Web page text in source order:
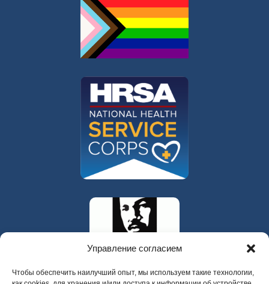
Управление согласием
Чтобы обеспечить наилучший опыт, мы используем такие технологии,